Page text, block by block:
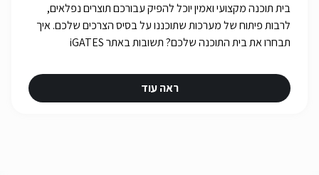
בית תוכנה מקצועי ואמין יוכל להפיק עבורכם תוצרים נפלאים,
לרבות פיתוח של מערכות שתוכננו על בסיס הצרכים שלכם. איך
תבחרו את בית התוכנה שלכם? תשובות באתר iGATES
ראה עוד